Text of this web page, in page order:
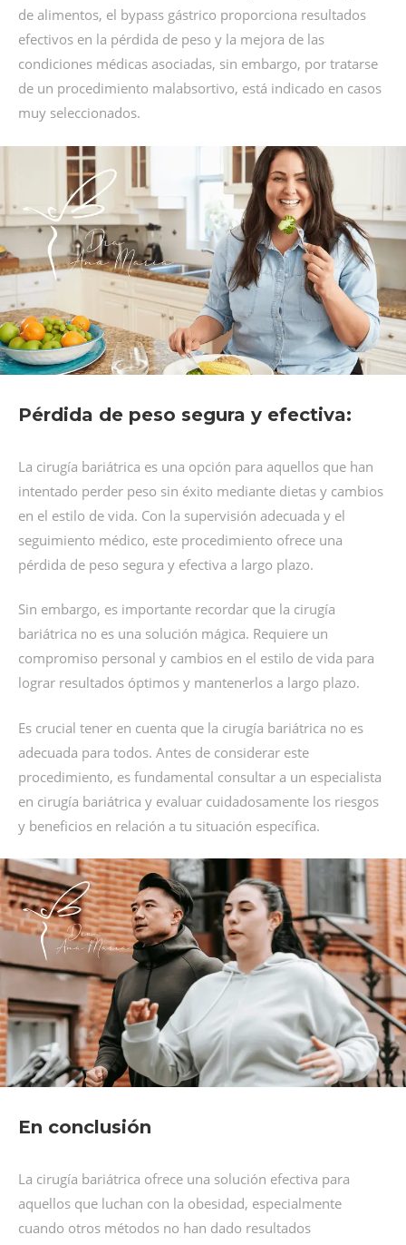
de alimentos, el bypass gástrico proporciona resultados
efectivos en la pérdida de peso y la mejora de las
condiciones médicas asociadas, sin embargo, por tratarse
de un procedimiento malabsortivo, está indicado en casos
muy seleccionados.
Pérdida de peso segura y efectiva:
La cirugía bariátrica es una opción para aquellos que han
intentado perder peso sin éxito mediante dietas y cambios
en el estilo de vida. Con la supervisión adecuada y el
seguimiento médico, este procedimiento ofrece una
pérdida de peso segura y efectiva a largo plazo.
Sin embargo, es importante recordar que la cirugía
bariátrica no es una solución mágica. Requiere un
compromiso personal y cambios en el estilo de vida para
lograr resultados óptimos y mantenerlos a largo plazo.
Es crucial tener en cuenta que la cirugía bariátrica no es
adecuada para todos. Antes de considerar este
procedimiento, es fundamental consultar a un especialista
en cirugía bariátrica y evaluar cuidadosamente los riesgos
y beneficios en relación a tu situación específica.
En conclusión
La cirugía bariátrica ofrece una solución efectiva para
aquellos que luchan con la obesidad, especialmente
cuando otros métodos no han dado resultados